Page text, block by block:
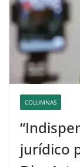
COLUMNAS
jurídico